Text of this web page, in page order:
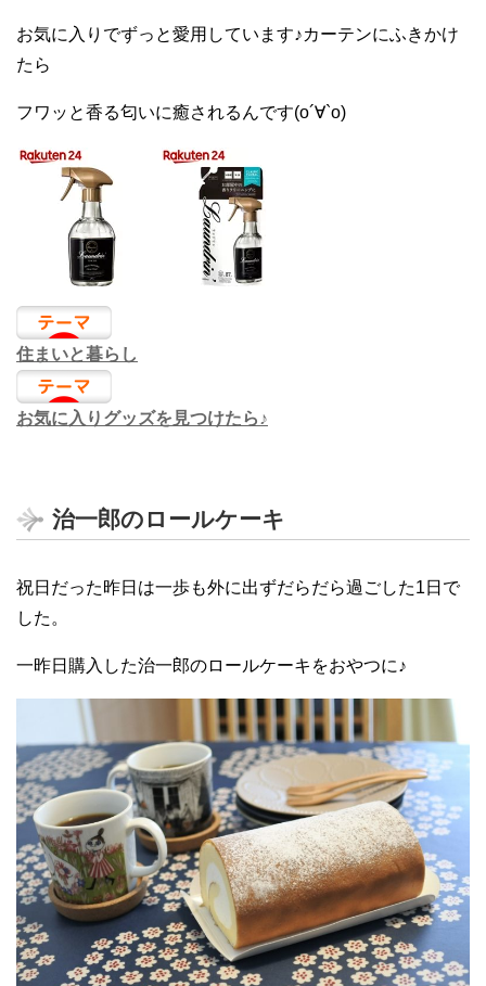
お気に入りでずっと愛用しています♪カーテンにふきかけ
たら
フワッと香る匂いに癒されるんです(о´∀`о)
住まいと暮らし
お気に入りグッズを見つけたら♪
治一郎のロールケーキ
祝日だった昨日は一歩も外に出ずだらだら過ごした1日で
した。
一昨日購入した治一郎のロールケーキをおやつに♪